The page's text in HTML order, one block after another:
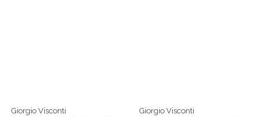
Giorgio Visconti Giorgio Visconti